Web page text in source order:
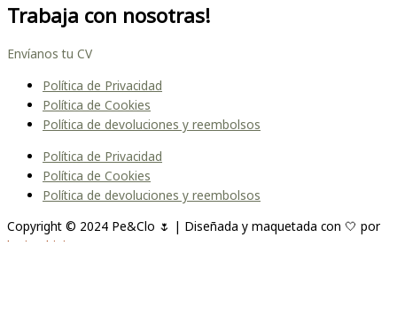
Trabaja con nosotras!
Envíanos tu CV
Política de Privacidad
Política de Cookies
Política de devoluciones y reembolsos
Política de Privacidad
Política de Cookies
Política de devoluciones y reembolsos
Copyright © 2024 Pe&Clo 🌷 | Diseñada y maquetada con 🤍 por
lopipedrini